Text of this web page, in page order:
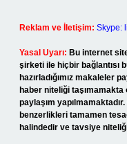
Reklam ve İletişim: Skype:
Yasal Uyarı: Bu internet
şirketi ile hiçbir bağlantısı
hazırladığımız makaleler
haber niteliği
paylaşım
benzerlikleri tamamen
halindedir ve tavsiye